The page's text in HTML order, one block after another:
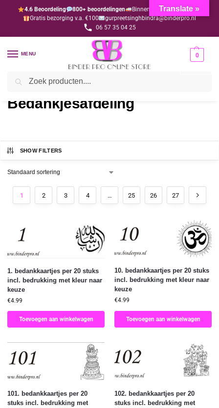
4.6 Beoordeling 800+ beoordelingen
Binnen 1-3 dagen geleverd
Gratis bezorging v.a. €100
gurpreetsinghbindra@binderpro.nl
06 57 35 04 25
MENU 0
Home Bedankjesafdeling
Bedankjesafdeling
SHOW FILTERS
1 2 3 4 … 25 26 27
1. bedankkaartjes per 20 stuks
incl. bedrukking met kleur naar
keuze
€4.99
Toevoegen aan winkelwagen
10. bedankkaartjes per 20 stuks
incl. bedrukking met kleur naar
keuze
€4.99
Toevoegen aan winkelwagen
101. bedankkaartjes per 20
stuks incl. bedrukking met
102. bedankkaartjes per 20
stuks incl. bedrukking met
Translate »